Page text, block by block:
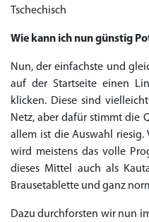
Tschechisch
Wie kann ich nun günstig
Nun, der einfachste und
auf der Startseite einen
klicken. Diese sind
Netz, aber dafür stimmt die
allem ist die Auswahl riesig.
wird meistens das volle
dieses Mittel auch als
Brausetablette und ganz
Dazu durchforsten wir nun